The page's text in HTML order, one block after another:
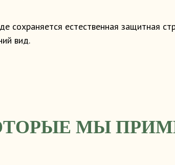
сохраняется естественная защитная
вид.
МЫ